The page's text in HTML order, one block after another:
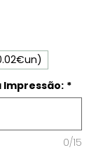
Impressão: *
0/15